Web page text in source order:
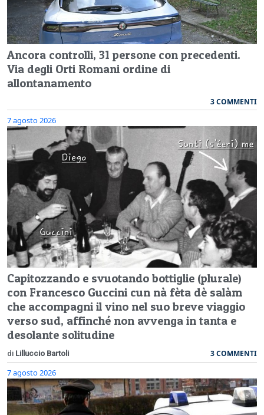
Ancora controlli, 31 persone con precedenti.
Via degli Orti Romani ordine di
allontanamento
3 COMMENTI
7 agosto 2026
Capitozzando e svuotando bottiglie (plurale)
con Francesco Guccini cun nà fèta dè salàm
che accompagni il vino nel suo breve viaggio
verso sud, affinché non avvenga in tanta e
desolante solitudine
di Lilluccio Bartoli 3 COMMENTI
7 agosto 2026